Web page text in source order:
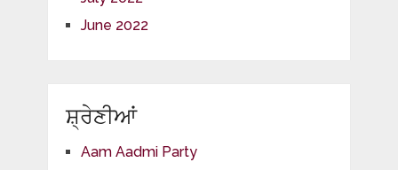
June 2022
ਸ਼੍ਰੇਣੀਆਂ
Aam Aadmi Party